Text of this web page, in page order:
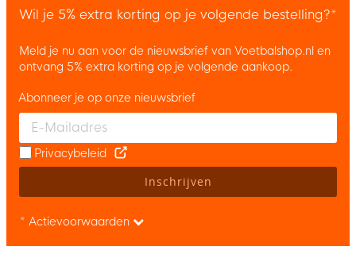
Wil je 5% extra korting op je volgende bestelling?*
Meld je nu aan voor de nieuwsbrief van Voetbalshop.nl en
ontvang 5% extra korting op je volgende aankoop.
Enter your email and accept the privacy policy to subscribe to
Abonneer je op onze nieuwsbrief
Privacybeleid
Inschrijven
* Actievoorwaarden